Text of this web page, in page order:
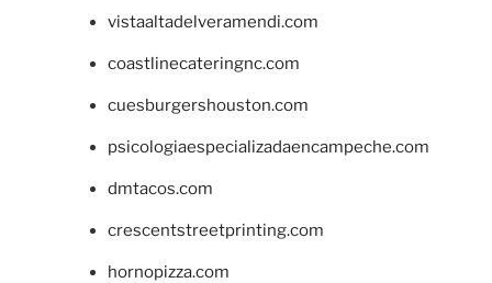
vistaaltadelveramendi.com
coastlinecateringnc.com
cuesburgershouston.com
psicologiaespecializadaencampeche.com
dmtacos.com
crescentstreetprinting.com
hornopizza.com